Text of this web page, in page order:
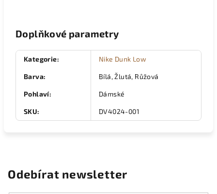
Doplňkové parametry
Kategorie: Nike Dunk Low
Barva: Bílá, Žlutá, Růžová
Pohlaví: Dámské
SKU: DV4024-001
Odebírat newsletter